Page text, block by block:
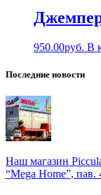
950.00руб. В
Последние новости
Наш магазин
“Mega Home”,